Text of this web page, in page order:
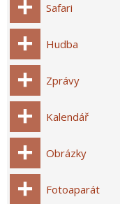
Safari
Hudba
Zprávy
Kalendář
Obrázky
Fotoaparát